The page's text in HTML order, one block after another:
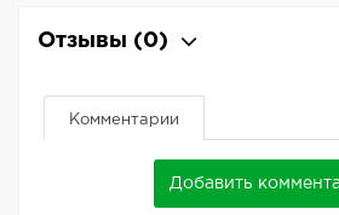
Отзывы (0)
Комментарии
Добавить